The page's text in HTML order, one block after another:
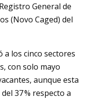
General de
(Novo Caged) del
a los cinco sectores
con solo mayo
aunque esta
37 % respecto a